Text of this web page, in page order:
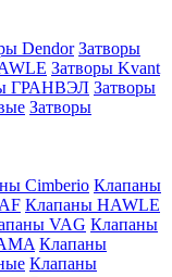
Dendor Затворы
Затворы Kvant
ГРАНВЭЛ Затворы
Затворы
Cimberio Клапаны
Клапаны HAWLE
VAG Клапаны
Клапаны
Клапаны